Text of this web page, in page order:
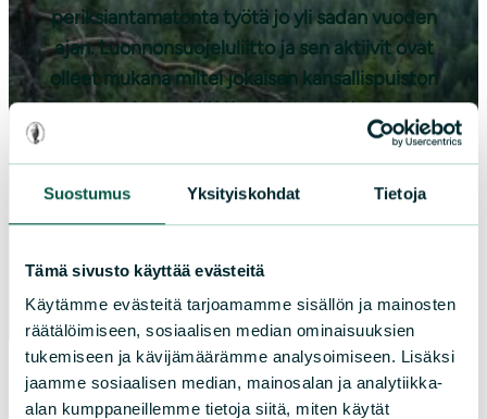
Suostumus Yksityiskohdat Tietoja
Tämä sivusto käyttää evästeitä
Käytämme evästeitä tarjoamamme sisällön ja mainosten
räätälöimiseen, sosiaalisen median ominaisuuksien
tukemiseen ja kävijämäärämme analysoimiseen. Lisäksi
jaamme sosiaalisen median, mainosalan ja analytiikka-
alan kumppaneillemme tietoja siitä, miten käytät
periksiantamatonta työtä jo yli sadan vuoden
ajan. Luonnonsuojeluliitto ja sen aktiivit ovat
olleet mukana miltei jokaisen kansallispuiston
perustamisessa U.K.K:n puistosta Nuuksioon.